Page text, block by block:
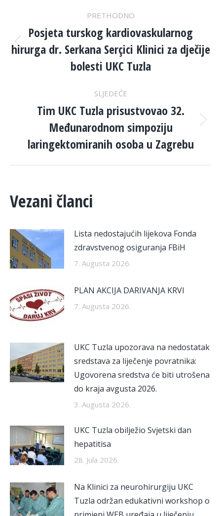
NAVIGATION
PRETHODNO
Previous
post:
Posjeta turskog kardiovaskularnog
hirurga dr. Serkana Serçici Klinici za dječije
bolesti UKC Tuzla
SLJEDEĆE
Next
post:
Tim UKC Tuzla prisustvovao 32.
Međunarodnom simpoziju
laringektomiranih osoba u Zagrebu
Vezani članci
Lista nedostajućih lijekova Fonda
zdravstvenog osiguranja FBiH
7. Augusta 2026.
PLAN AKCIJA DARIVANJA KRVI
7. Augusta 2026.
UKC Tuzla upozorava na nedostatak
sredstava za liječenje povratnika:
Ugovorena sredstva će biti utrošena
do kraja avgusta 2026.
3. Augusta 2026.
UKC Tuzla obilježio Svjetski dan
hepatitisa
28. Jula 2026.
Na Klinici za neurohirurgiju UKC
Tuzla održan edukativni workshop o